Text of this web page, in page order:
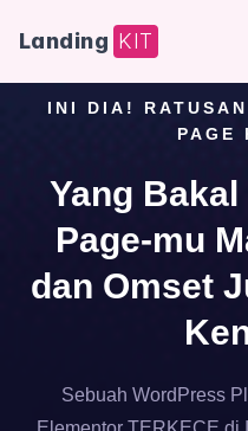
INI DIA!
PAGE
Yang
Page-mu
dan Omset
Sebuah WordPress
Landing KIT